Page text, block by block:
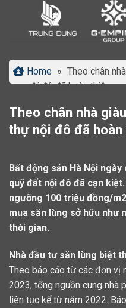
Home » Theo chân
nội đô đã hoàn thiện
Theo chân nhà
thự nội đô đã hoàn
Bất động sản Hà Nội
quỹ đất nội đô đã cạn
ngưỡng 100 triệu đồng/
mua săn lùng sở hữu như
thời gian.
Nhà đầu tư săn lùng biệt
Theo báo cáo từ các đơn vị
2023, tổng nguồn cung nhà
liên tục kể từ năm 2022.